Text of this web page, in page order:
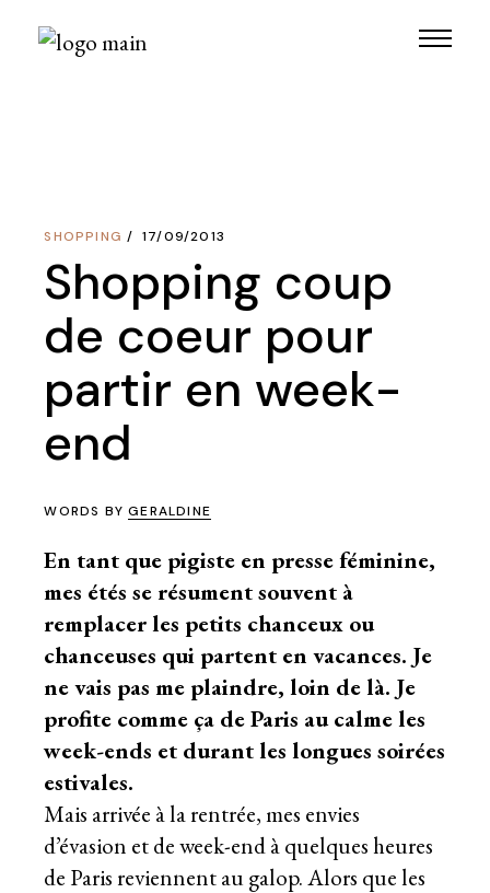
SHOPPING 17/09/2013
Shopping coup
de coeur pour
partir en week-
end
WORDS BYGERALDINE
En tant que pigiste en presse féminine,
mes étés se résument souvent à
remplacer les petits chanceux ou
chanceuses qui partent en vacances. Je
ne vais pas me plaindre, loin de là. Je
profite comme ça de Paris au calme les
week-ends et durant les longues soirées
estivales.
Mais arrivée à la rentrée, mes envies
d’évasion et deweek-end à quelques heures
de Parisreviennent au galop. Alors que les